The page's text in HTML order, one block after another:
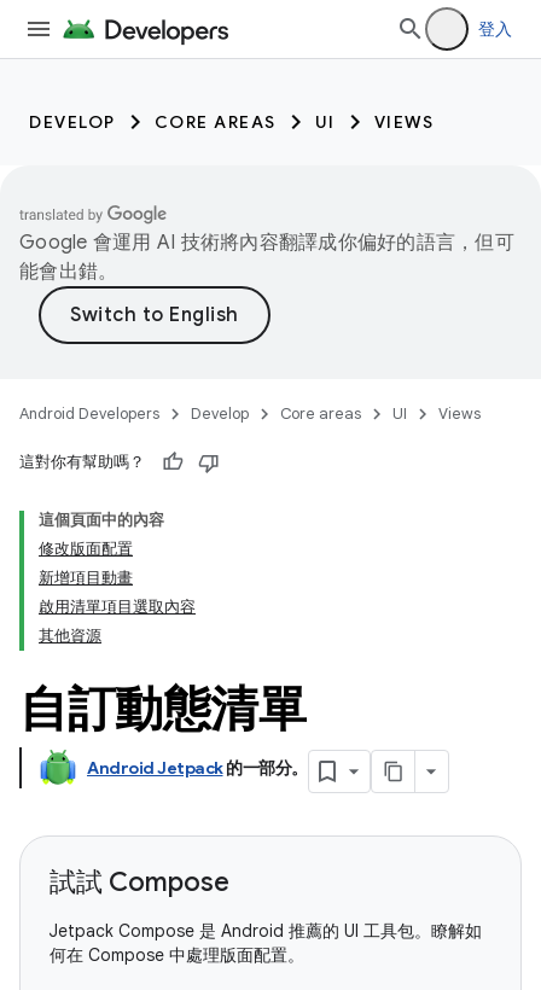
登入
DEVELOP CORE AREAS UI VIEWS
Google 會運用 AI 技術將內容翻譯成你偏好的語言，但可
能會出錯。
Android Developers Develop Core areas UI Views
這對你有幫助嗎？
這個頁面中的內容
修改版面配置
新增項目動畫
啟用清單項目選取內容
其他資源
自訂動態清單
Android Jetpack的一部分。
試試 Compose
Jetpack Compose 是 Android 推薦的 UI 工具包。瞭解如
何在 Compose 中處理版面配置。